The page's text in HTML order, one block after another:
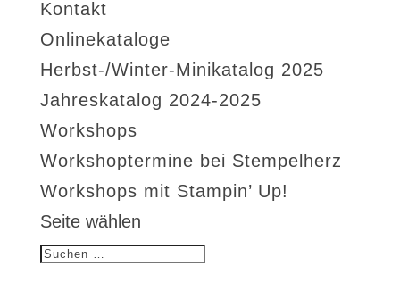
Kontakt
Onlinekataloge
Herbst-/Winter-Minikatalog 2025
Jahreskatalog 2024-2025
Workshops
Workshoptermine bei Stempelherz
Workshops mit Stampin’ Up!
Seite wählen